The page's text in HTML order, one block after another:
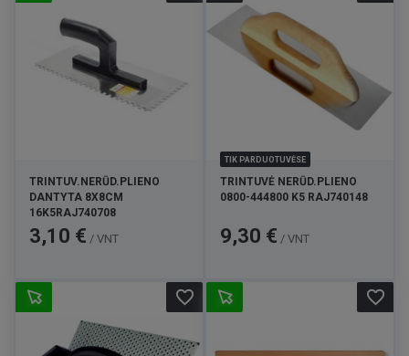
TRINTUV.NERŪD.PLIENO
DANTYTA 8X8CM
16K5RAJ740708
Kaina
3,10 € / VNT
TIK PARDUOTUVĖSE
TRINTUVĖ NERŪD.PLIENO
0800-444800 K5 RAJ740148
Kaina
9,30 € / VNT
favorite_border favorite_border